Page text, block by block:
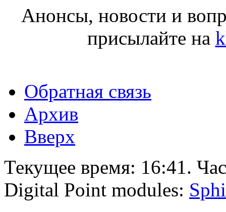
Анонсы, новости и
присылайте на
Обратная связь
Архив
Вверх
Текущее время: 16:41.
Digital Point modules: